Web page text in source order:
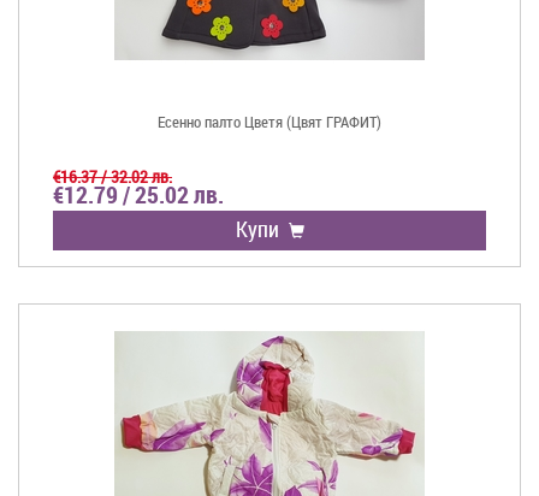
Есенно палто Цветя (Цвят ГРАФИТ)
€16.37 / 32.02 лв.
€12.79 / 25.02 лв.
Купи